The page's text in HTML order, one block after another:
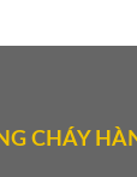
CHÁY